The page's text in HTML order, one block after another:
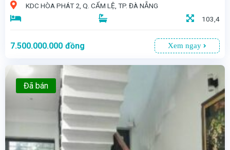
KDC HÒA PHÁT 2, Q. CẨM LỆ, TP. ĐÀ NẴNG
103,4
7.500.000.000 đồng Xem ngay
Đã bán